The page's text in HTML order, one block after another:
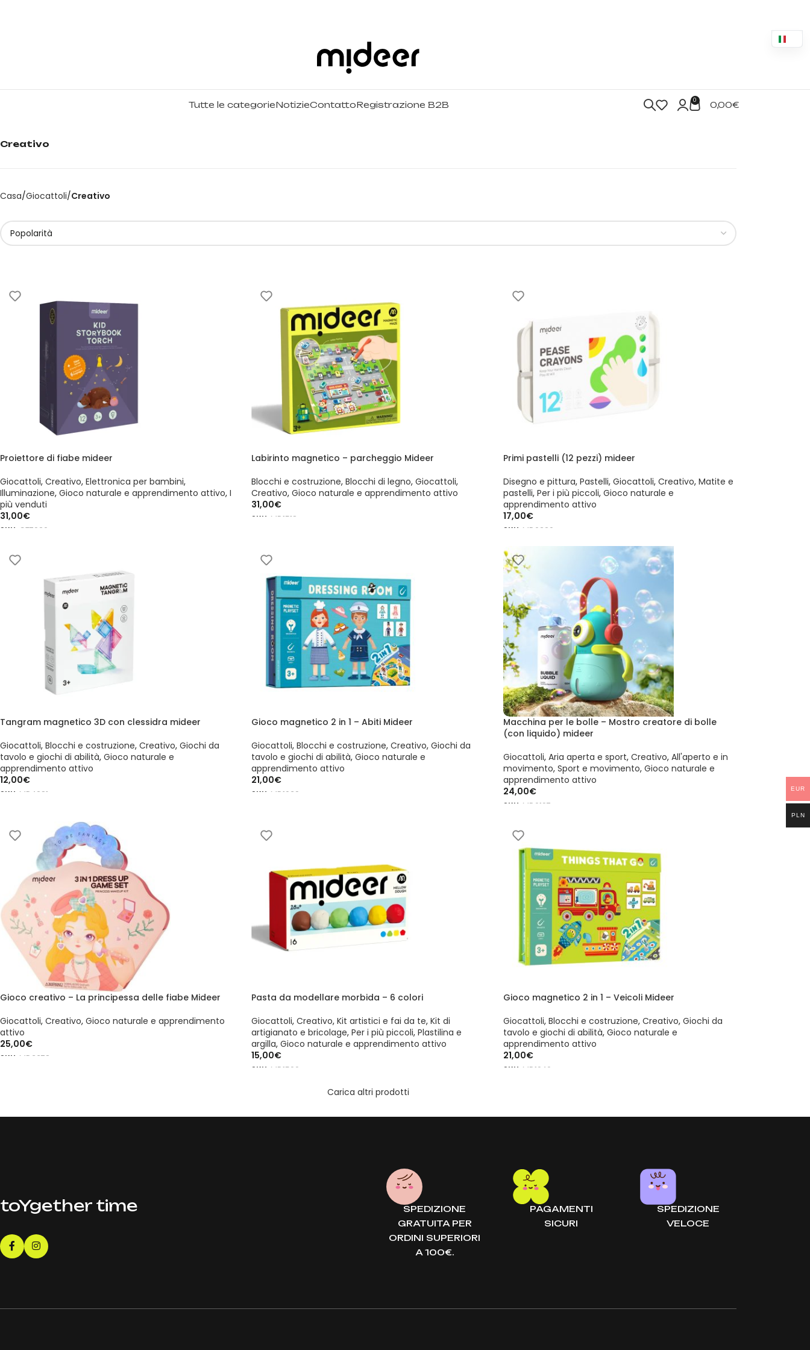
Tutte le categorieNotizieContattoRegistrazione B2B 0 0,00€
Creativo
Casa Giocattoli Creativo
Proiettore di fiabe mideer
Giocattoli, Creativo, Elettronica per bambini,
Illuminazione, Gioco naturale e apprendimento attivo, I
più venduti
31,00€
SKU: CT7026
Labirinto magnetico – parcheggio Mideer
Blocchi e costruzione,Blocchi di legno,Giocattoli,
Creativo,Gioco naturale e apprendimento attivo
31,00€
SKU: MD1518
Primi pastelli (12 pezzi) mideer
Disegno e pittura, Pastelli, Giocattoli, Creativo, Matite e
pastelli, Per i più piccoli, Gioco naturale e
apprendimento attivo
17,00€
SKU: MD6220
AGGIUNGI AL CARRELLO
Tangram magnetico 3D con clessidra mideer
Giocattoli, Blocchi e costruzione, Creativo, Giochi da
tavolo e giochi di abilità, Gioco naturale e
apprendimento attivo
12,00€
SKU: MD4281
Gioco magnetico 2 in 1 – Abiti Mideer
Giocattoli,Blocchi e costruzione,Creativo,Giochi da
tavolo e giochi di abilità,Gioco naturale e
apprendimento attivo
21,00€
SKU: MD1039
Macchina per le bolle – Mostro creatore di bolle
(con liquido) mideer
Giocattoli, Aria aperta e sport, Creativo, All'aperto e in
movimento, Sport e movimento, Gioco naturale e
apprendimento attivo
24,00€
SKU: MD6197
Gioco creativo – La principessa delle fiabe Mideer
Giocattoli, Creativo, Gioco naturale e apprendimento
attivo
25,00€
SKU: MD3378
Pasta da modellare morbida – 6 colori
Giocattoli,Creativo,Kit artistici e fai da te,Kit di
artigianato e bricolage,Per i più piccoli,Plastilina e
argilla,Gioco naturale e apprendimento attivo
15,00€
SKU: MD1500
Gioco magnetico 2 in 1 – Veicoli Mideer
Giocattoli, Blocchi e costruzione, Creativo, Giochi da
tavolo e giochi di abilità, Gioco naturale e
apprendimento attivo
21,00€
SKU: MD1040
Carica altri prodotti
toYgether time
SPEDIZIONE
GRATUITA PER
ORDINI SUPERIORI
A 100€.
PAGAMENTI
SICURI
SPEDIZIONE
VELOCE
EUR
PLN